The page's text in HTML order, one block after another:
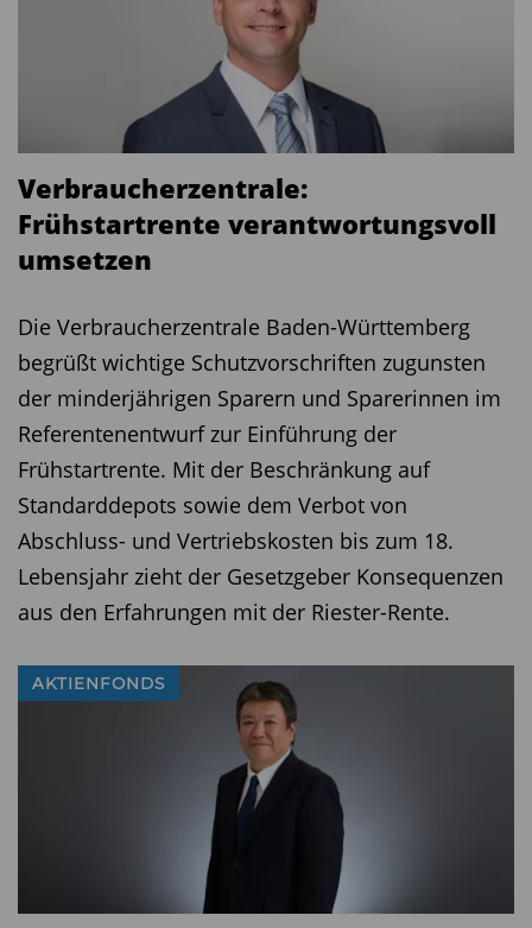
Verbraucherzentrale:
Frühstartrente verantwortungsvoll
umsetzen ­ ­ ­ ­ ­ ­
Die Verbraucherzentrale Baden-Württemberg
begrüßt wichtige Schutzvorschriften zugunsten
der minderjährigen Sparern und Sparerinnen im
Referentenentwurf zur Einführung der
Frühstartrente. Mit der Beschränkung auf
Standarddepots sowie dem Verbot von
Abschluss- und Vertriebskosten bis zum 18.
Lebensjahr zieht der Gesetzgeber Konsequenzen
aus den Erfahrungen mit der Riester-Rente.
AKTIENFONDS